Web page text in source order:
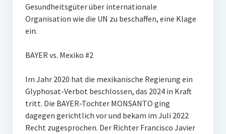
Gesundheitsgüter über internationale
Organisation wie die UN zu beschaffen, eine Klage
ein.
BAYER vs. Mexiko #2
Im Jahr 2020 hat die mexikanische Regierung ein
Glyphosat-Verbot beschlossen, das 2024 in Kraft
tritt. Die BAYER-Tochter MONSANTO ging
dagegen gerichtlich vor und bekam im Juli 2022
Recht zugesprochen. Der Richter Francisco Javier